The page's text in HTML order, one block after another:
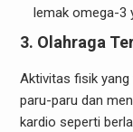
lemak omega-3
3. Olahraga
Aktivitas fisik
paru-paru dan
kardio seperti